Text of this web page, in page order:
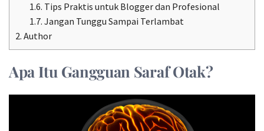
1.6. Tips Praktis untuk Blogger dan Profesional
1.7. Jangan Tunggu Sampai Terlambat
2. Author
Apa Itu Gangguan Saraf Otak?